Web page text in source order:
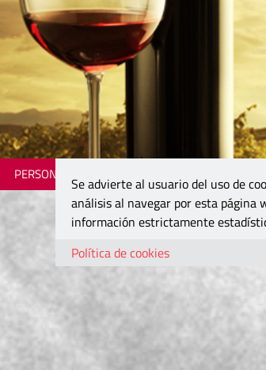
PERSONAJES
Se advierte al usuario del uso de
análisis al navegar por esta página
información estrictamente
Política de cookies